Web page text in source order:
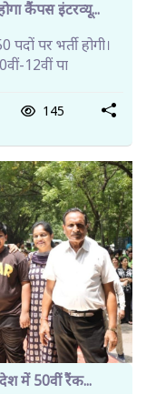
कैंपस इंटरव्यू...
पर भर्ती होगी।
12वीं पा
145
में 50वीं रैंक...